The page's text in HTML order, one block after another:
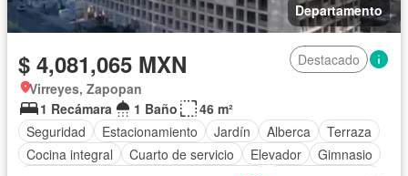
Departamento
$ 4,081,065 MXN
Destacado
Virreyes, Zapopan
1 Recámara
1 Baño
46 m²
Seguridad
Estacionamiento Jardín Alberca
Terraza
Cocina integral
Cuarto de servicio Elevador
Gimnasio